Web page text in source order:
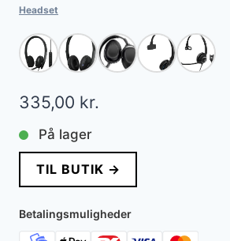
Headset
335,00 kr.
På lager
TIL BUTIK →
Betalingsmuligheder